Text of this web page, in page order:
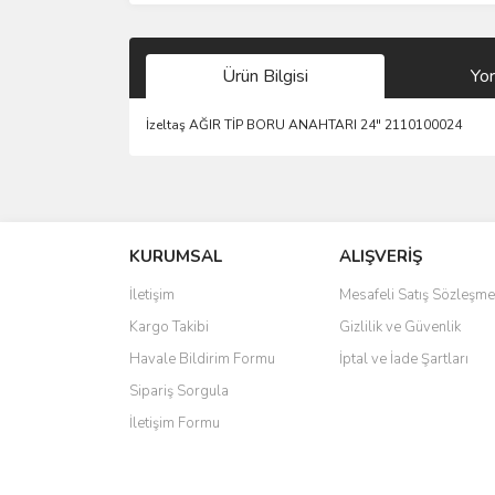
Ürün Bilgisi
İzeltaş AĞIR TİP BORU ANAHTARI 24" 2110100024
Ürün resmi kalitesiz, bozuk veya görüntülenemiyor.
Ürün açıklamasında eksik bilgiler bulunuyor.
Ürün bilgilerinde hatalar bulunuyor.
Ürün fiyatı diğer sitelerden daha pahalı.
Bu ürüne benzer farklı alternatifler olmalı.
KURUMSAL
İletişim
Kargo Takibi
Havale Bildirim Formu
Sipariş Sorgula
İletişim Formu
ALIŞVERİŞ
Mesafeli Satış
Gizlilik ve Güvenlik
İptal ve İade Şartları